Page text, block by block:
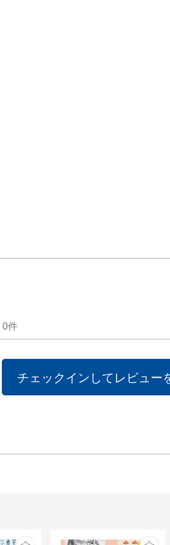
0件
チェックインしてレビュー